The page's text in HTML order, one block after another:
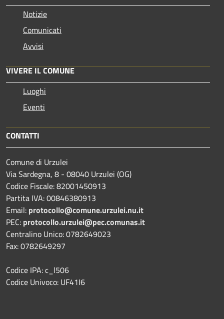
Notizie
Comunicati
Avvisi
VIVERE IL COMUNE
Luoghi
Eventi
CONTATTI
Comune di Urzulei
Via Sardegna, 8 - 08040 Urzulei (OG)
Codice Fiscale: 82001450913
Partita IVA: 00846380913
Email: protocollo@comune.urzulei.nu.it
PEC: protocollo.urzulei@pec.comunas.it
Centralino Unico: 0782649023
Fax: 0782649297
Codice IPA: c_l506
Codice Univoco: UF41I6